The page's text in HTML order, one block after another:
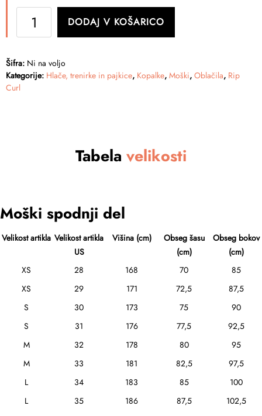
CURL
-
hlače
-
DODAJ V KOŠARICO
Šifra: Ni na voljo
Kategorije: Hlače, trenirke in pajkice, Kopalke, Moški, Oblačila, Rip
Curl
Tabela velikosti
Moški spodnji del
Velikost artikla Velikost artikla
US
Višina (cm)
Obseg šasu
(cm)
Obseg bokov
(cm)
XS
28 168 70
85
XS
29 171 72,5
87,5
S
30 173 75
90
S
31 176 77,5
92,5
M
32 178 80
95
M
33 181 82,5
97,5
L
34 183 85
100
L
35 186 87,5
102,5